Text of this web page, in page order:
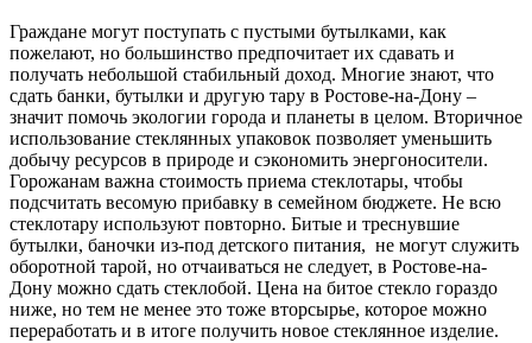
Граждане могут поступать с пустыми бутылками, как
пожелают, но большинство предпочитает их сдавать и
получать небольшой стабильный доход. Многие знают, что
сдать банки, бутылки и другую тару в Ростове-на-Дону –
значит помочь экологии города и планеты в целом. Вторичное
использование стеклянных упаковок позволяет уменьшить
добычу ресурсов в природе и сэкономить энергоносители.
Горожанам важна стоимость приема стеклотары, чтобы
подсчитать весомую прибавку в семейном бюджете. Не всю
стеклотару используют повторно. Битые и треснувшие
бутылки, баночки из-под детского питания, не могут служить
оборотной тарой, но отчаиваться не следует, в Ростове-на-
Дону можно сдать стеклобой. Цена на битое стекло гораздо
ниже, но тем не менее это тоже вторсырье, которое можно
переработать и в итоге получить новое стеклянное изделие.